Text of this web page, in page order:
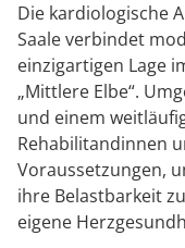
Die kardiologische
Saale verbindet
einzigartigen Lage
„Mittlere Elbe“.
und einem
Rehabilitandinnen
Voraussetzungen,
ihre Belastbarkeit
eigene